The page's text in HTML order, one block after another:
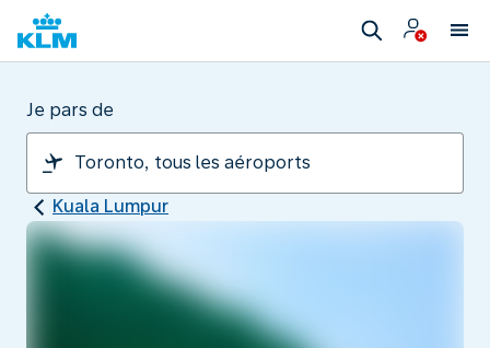
Je pars de
Kuala Lumpur